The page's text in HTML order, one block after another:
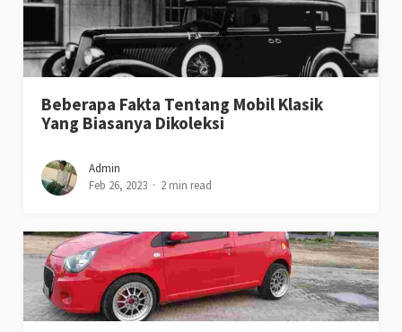
Beberapa Fakta Tentang Mobil Klasik
Yang Biasanya Dikoleksi
Admin
Feb 26, 2023
2 min read